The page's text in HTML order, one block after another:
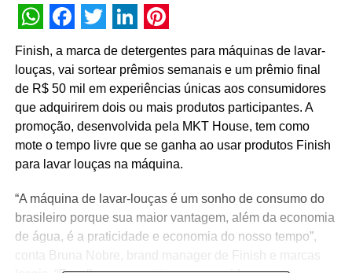
WhatsApp
Facebook
Twitter
LinkedIn
Pinterest
Finish, a marca de detergentes para máquinas de lavar-
louças, vai sortear prêmios semanais e um prêmio final
de R$ 50 mil em experiências únicas aos consumidores
que adquirirem dois ou mais produtos participantes. A
promoção, desenvolvida pela MKT House, tem como
mote o tempo livre que se ganha ao usar produtos Finish
para lavar louças na máquina.
“A máquina de lavar-louças é um sonho de consumo do
brasileiro porque sua maior vantagem, além da economia
de água, é a praticidade e economia do nosso tempo”,
conta Bruna Nobre, brand manager de Finish e marcas